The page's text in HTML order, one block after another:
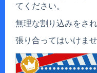
てください。
無理な割り込みをさ
張り合ってはいけませ